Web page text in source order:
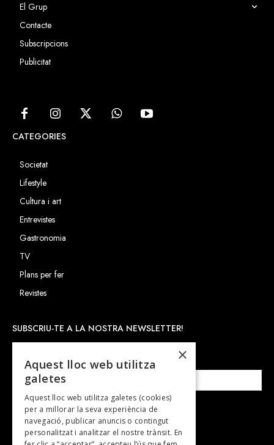
El Grup
Contacte
Subscripcions
Publicitat
CATEGORIES
Societat
Lifestyle
Cultura i art
Entrevistes
Gastronomia
TV
Plans per fer
Revistes
SUBSCRIU-TE A LA NOSTRA NEWSLETTER!
Correu electrònic*
Accepto la política de privacitat
×
Aquest lloc web utilitza
galetes
Aquest lloc web utilitza galetes (cookies)
per a millorar la seva experiència de
navegació, publicar anuncis o contingut
personalitzat i analitzar el nostre trànsit. En